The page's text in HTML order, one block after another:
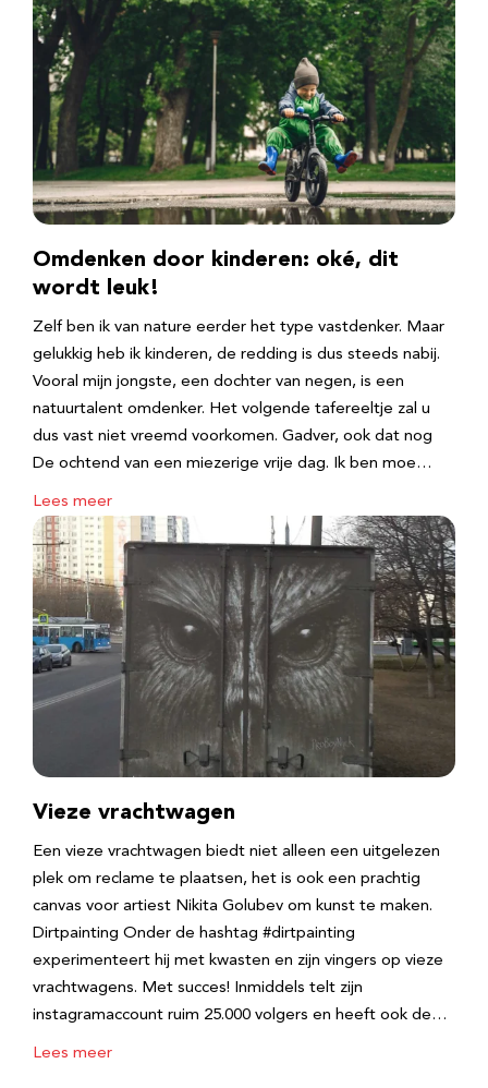
Omdenken door kinderen: oké, dit
wordt leuk!
Zelf ben ik van nature eerder het type vastdenker. Maar
gelukkig heb ik kinderen, de redding is dus steeds nabij.
Vooral mijn jongste, een dochter van negen, is een
natuurtalent omdenker. Het volgende tafereeltje zal u
dus vast niet vreemd voorkomen. Gadver, ook dat nog
De ochtend van een miezerige vrije dag. Ik ben moe…
Lees meer
Vieze vrachtwagen
Een vieze vrachtwagen biedt niet alleen een uitgelezen
plek om reclame te plaatsen, het is ook een prachtig
canvas voor artiest Nikita Golubev om kunst te maken.
Dirtpainting Onder de hashtag #dirtpainting
experimenteert hij met kwasten en zijn vingers op vieze
vrachtwagens. Met succes! Inmiddels telt zijn
instagramaccount ruim 25.000 volgers en heeft ook de…
Lees meer